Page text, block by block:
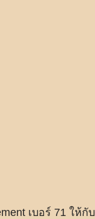
เบอร์ 71 ให้